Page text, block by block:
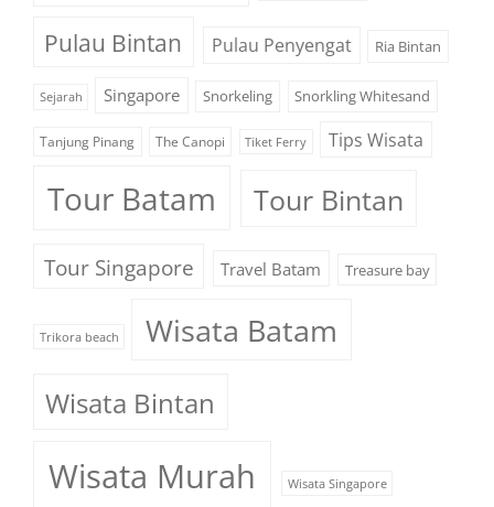
Pulau Bintan Pulau Penyengat Ria Bintan
Sejarah Singapore Snorkeling Snorkling Whitesand
Tanjung Pinang The Canopi Tiket Ferry Tips Wisata
Tour Batam Tour Bintan
Tour Singapore Travel Batam Treasure bay
Trikora beach Wisata Batam
Wisata Bintan
Wisata Murah Wisata Singapore